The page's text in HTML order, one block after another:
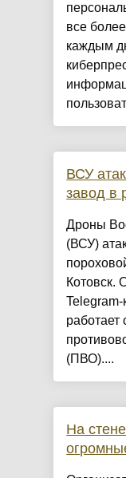
все
каждым
ВСУ
завод в
Дроны
(ВСУ)
Котовск.
работает
(ПВО)....
На